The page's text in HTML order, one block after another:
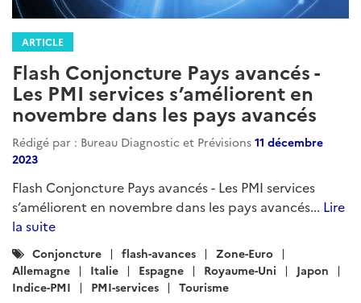
ARTICLE
Flash Conjoncture Pays avancés -
Les PMI services s’améliorent en
novembre dans les pays avancés
Rédigé par : Bureau Diagnostic et Prévisions 11 décembre
2023
Flash Conjoncture Pays avancés - Les PMI services
s’améliorent en novembre dans les pays avancés... Lire
la suite
Catégories
:
Conjoncture flash-avances
Zone-Euro
Allemagne
Italie Espagne Royaume-Uni
Japon
Indice-PMI
PMI-services Tourisme